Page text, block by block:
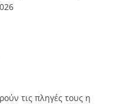
τις πληγές τους η